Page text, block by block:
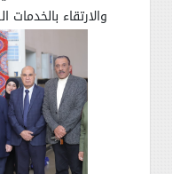
والارتقاء